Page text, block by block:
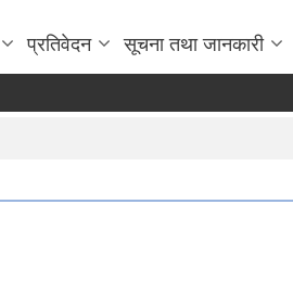
प्रतिवेदन सूचना तथा जानकारी